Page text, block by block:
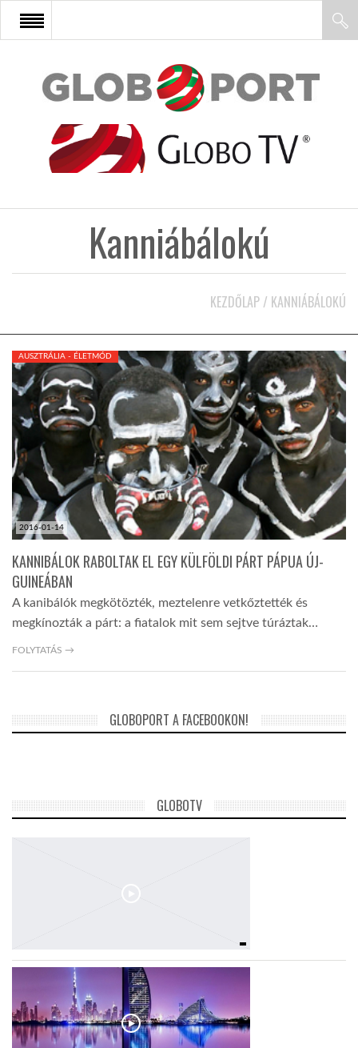
FŐOLDAL
AFRIKA
KÖZEL-KELET
AUSZTRÁLIA
A VILÁG ITTHON
GLOBOTV BP
GLOBOTV
GLOBOZSARU
Kanniábálokú
KEZDŐLAP / KANNIÁBÁLOKÚ
2016-01-14
AUSZTRÁLIA - ÉLETMÓD
KANNIBÁLOK RABOLTAK EL EGY KÜLFÖLDI PÁRT PÁPUA ÚJ-
GUINEÁBAN
A kanibálók megkötözték, meztelenre vetkőztették és
megkínozták a párt: a fiatalok mit sem sejtve túráztak…
FOLYTATÁS →
GLOBOPORT A FACEBOOKON!
GLOBOTV